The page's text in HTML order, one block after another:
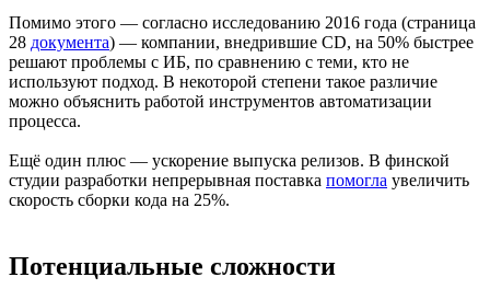
Помимо этого — согласно исследованию 2016 года (страница
28 документа) — компании, внедрившие CD, на 50% быстрее
решают проблемы с ИБ, по сравнению с теми, кто не
используют подход. В некоторой степени такое различие
можно объяснить работой инструментов автоматизации
процесса.
Ещё один плюс — ускорение выпуска релизов. В финской
студии разработки непрерывная поставка помогла увеличить
скорость сборки кода на 25%.
Потенциальные сложности